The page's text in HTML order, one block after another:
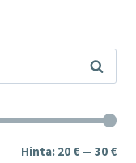
Haku
Hinta: 20 € — 30 €